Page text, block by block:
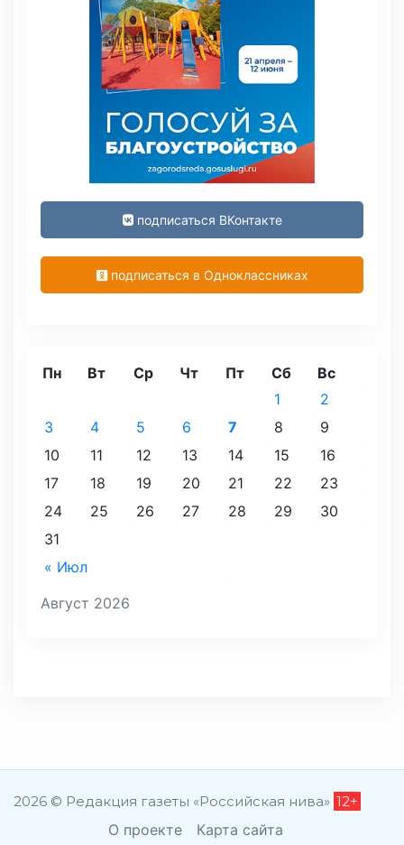
подписаться ВКонтакте
подписаться в Одноклассниках
Август 2026
Пн Вт Ср Чт Пт Сб Вс
« Июл
1
2
3
4 5 6 7 8
9
10
11 12 13 14 15
16
17
18 19 20 21 22
23
24
25 26 27 28 29
30
31
2026 © Редакция газеты «Российская нива» 12+
О проекте Карта сайта